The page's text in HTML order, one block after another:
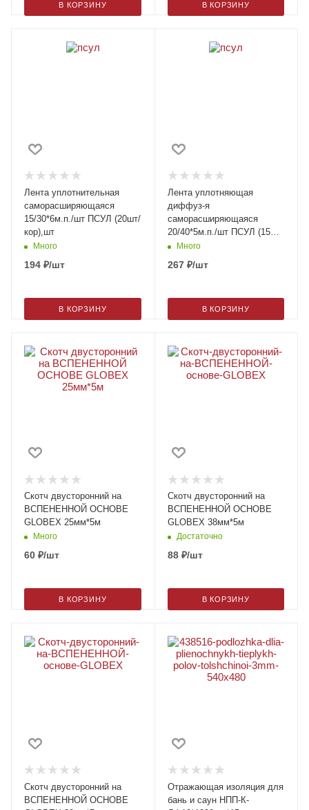
В КОРЗИНУ В КОРЗИНУ
Лента уплотнительная
саморасширяющаяся
15/30*6м.п./шт ПСУЛ (20шт/
кор),шт
Много
194 ₽/шт
В КОРЗИНУ
Лента уплотняющая
диффуз-я
саморасширяющаяся
20/40*5м.п./шт ПСУЛ (15шт/
кор),шт
Много
267₽/шт
В КОРЗИНУ
Скотч двусторонний на
ВСПЕНЕННОЙ ОСНОВЕ
GLOBEX 25мм*5м
Много
60 ₽/шт
В КОРЗИНУ
Скотч двусторонний на
ВСПЕНЕННОЙ ОСНОВЕ
GLOBEX 38мм*5м
Достаточно
88₽/шт
В КОРЗИНУ
Скотч двусторонний на
ВСПЕНЕННОЙ ОСНОВЕ
Отражающая изоляция для
бань и саун НПП-К-